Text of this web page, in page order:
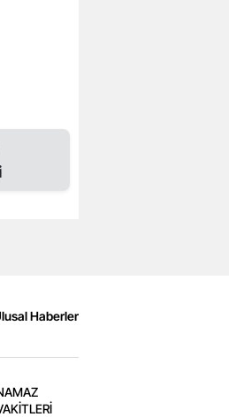
Haberler